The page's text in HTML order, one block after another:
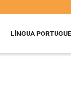
LÍNGUA